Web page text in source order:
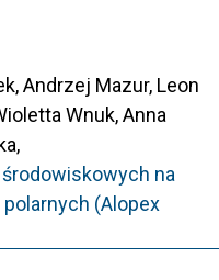
Andrzej Mazur, Leon
Wnuk, Anna
na
(Alopex